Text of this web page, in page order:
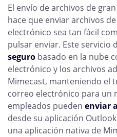
El envío de archivos de
hace que enviar archivos
electrónico sea tan fácil
pulsar enviar. Este servicio
seguro basado en la nube
electrónico y los archivos
Mimecast, manteniendo el
correo electrónico para un
empleados pueden enviar
desde su aplicación
una aplicación nativa de